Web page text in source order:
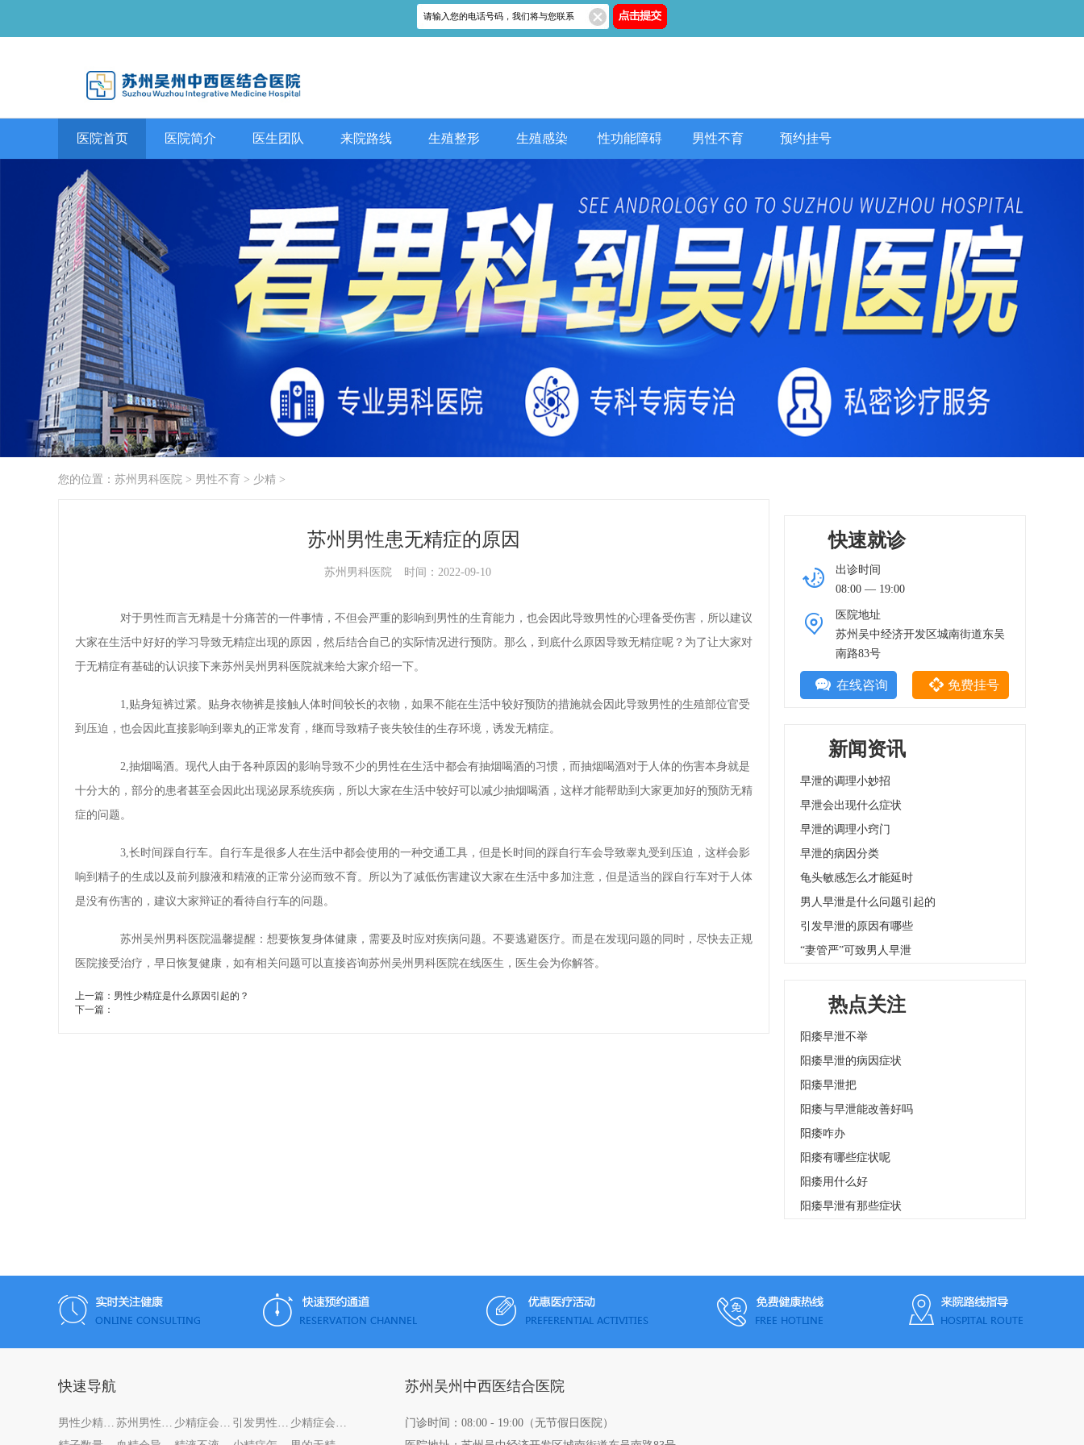
医院首页 医院简介 医生团队 来院路线 生殖整形 生殖感染 性功能障碍 男性不育 预约挂号
您的位置： 苏州男科医院 > 男性不育 > 少精 >
苏州男性患无精症的原因
苏州男科医院 时间：2022-09-10
对于男性而言无精是十分痛苦的一件事情，不但会严重的影响到男性的生育能力，也会因此导致男性的心理备受伤害，所以建议
大家在生活中好好的学习导致无精症出现的原因，然后结合自己的实际情况进行预防。那么，到底什么原因导致无精症呢？为了让大家对
于无精症有基础的认识接下来苏州吴州男科医院就来给大家介绍一下。
1,贴身短裤过紧。贴身衣物裤是接触人体时间较长的衣物，如果不能在生活中较好预防的措施就会因此导致男性的生殖部位官受
到压迫，也会因此直接影响到睾丸的正常发育，继而导致精子丧失较佳的生存环境，诱发无精症。
2,抽烟喝酒。现代人由于各种原因的影响导致不少的男性在生活中都会有抽烟喝酒的习惯，而抽烟喝酒对于人体的伤害本身就是
十分大的，部分的患者甚至会因此出现泌尿系统疾病，所以大家在生活中较好可以减少抽烟喝酒，这样才能帮助到大家更加好的预防无精
症的问题。
3,长时间踩自行车。自行车是很多人在生活中都会使用的一种交通工具，但是长时间的踩自行车会导致睾丸受到压迫，这样会影
响到精子的生成以及前列腺液和精液的正常分泌而致不育。所以为了减低伤害建议大家在生活中多加注意，但是适当的踩自行车对于人体
是没有伤害的，建议大家辩证的看待自行车的问题。
苏州吴州男科医院温馨提醒：想要恢复身体健康，需要及时应对疾病问题。不要逃避医疗。而是在发现问题的同时，尽快去正规
医院接受治疗，早日恢复健康，如有相关问题可以直接咨询苏州吴州男科医院在线医生，医生会为你解答。
上一篇： 男性少精症是什么原因引起的？
下一篇：
快速就诊
出诊时间
08:00 — 19:00
医院地址
苏州吴中经济开发区城南街道东吴
南路83号
在线咨询 免费挂号
新闻资讯
早泄的调理小妙招
早泄会出现什么症状
早泄的调理小窍门
早泄的病因分类
龟头敏感怎么才能延时
男人早泄是什么问题引起的
引发早泄的原因有哪些
“妻管严”可致男人早泄
热点关注
阳痿早泄不举
阳痿早泄的病因症状
阳痿早泄把
阳痿与早泄能改善好吗
阳痿咋办
阳痿有哪些症状呢
阳痿用什么好
阳痿早泄有那些症状
快速导航
男性少精症是什么原因引起的？ 苏州男性患无精症的原因 少精症会给男性带来哪些危害？ 引发男性少精症的因素有哪些？
少精症会给男性带来哪些危害
苏州吴州中西医结合医院
门诊时间：08:00 - 19:00（无节假日医院）